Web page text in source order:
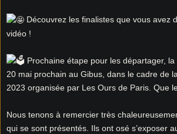
Découvrez les finalistes que vous avez
vidéo !
Prochaine étape pour les départager, la
20 mai prochain au Gibus, dans le cadre de
2023 organisée par Les Ours de Paris. Que
Nous tenons à remercier très
qui se sont présentés. Ils ont osé s’exposer